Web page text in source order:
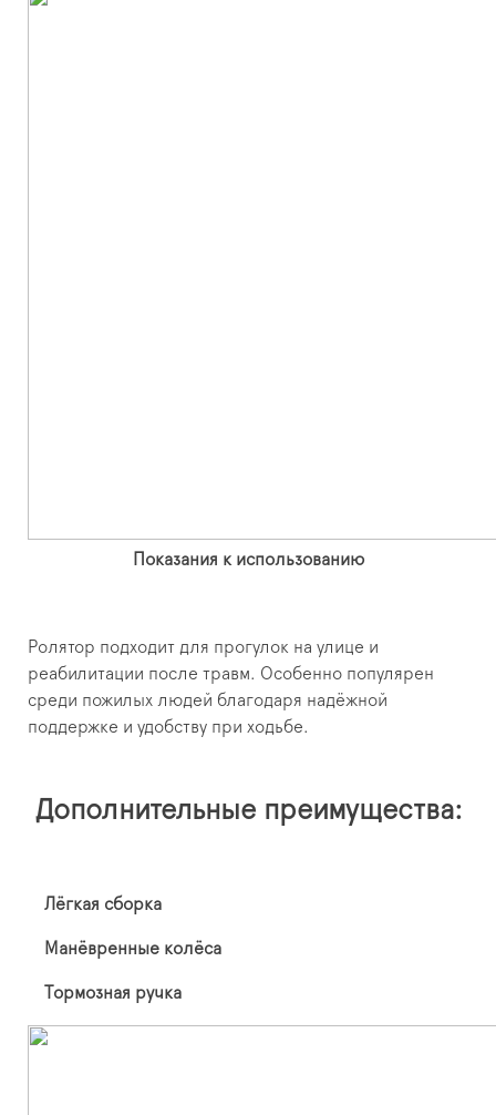
Показания к использованию
Ролятор подходит для прогулок на улице и
реабилитации после травм. Особенно популярен
среди пожилых людей благодаря надёжной
поддержке и удобству при ходьбе.
Дополнительные преимущества:
Лёгкая сборка
Манёвренные колёса
Тормозная ручка